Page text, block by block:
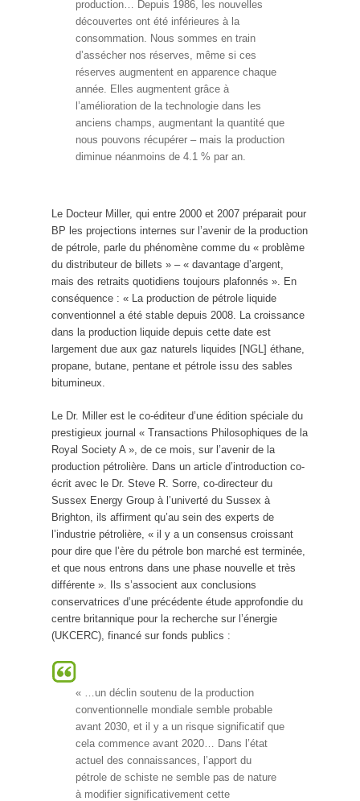
production… Depuis 1986, les nouvelles
découvertes ont été inférieures à la
consommation. Nous sommes en train
d’assécher nos réserves, même si ces
réserves augmentent en apparence chaque
année. Elles augmentent grâce à
l’amélioration de la technologie dans les
anciens champs, augmentant la quantité que
nous pouvons récupérer – mais la production
diminue néanmoins de 4.1 % par an.
Le Docteur Miller, qui entre 2000 et 2007 préparait pour
BP les projections internes sur l’avenir de la production
de pétrole, parle du phénomène comme du « problème
du distributeur de billets » – « davantage d’argent,
mais des retraits quotidiens toujours plafonnés ». En
conséquence : « La production de pétrole liquide
conventionnel a été stable depuis 2008. La croissance
dans la production liquide depuis cette date est
largement due aux gaz naturels liquides [NGL] éthane,
propane, butane, pentane et pétrole issu des sables
bitumineux.
Le Dr. Miller est le co-éditeur d’une édition spéciale du
prestigieux journal « Transactions Philosophiques de la
Royal Society A », de ce mois, sur l’avenir de la
production pétrolière. Dans un article d’introduction co-
écrit avec le Dr. Steve R. Sorre, co-directeur du
Sussex Energy Group à l’univerté du Sussex à
Brighton, ils affirment qu’au sein des experts de
l’industrie pétrolière, « il y a un consensus croissant
pour dire que l’ère du pétrole bon marché est terminée,
et que nous entrons dans une phase nouvelle et très
différente ». Ils s’associent aux conclusions
conservatrices d’une précédente étude approfondie du
centre britannique pour la recherche sur l’énergie
(UKCERC), financé sur fonds publics :
« …un déclin soutenu de la production
conventionnelle mondiale semble probable
avant 2030, et il y a un risque significatif que
cela commence avant 2020… Dans l’état
actuel des connaissances, l’apport du
pétrole de schiste ne semble pas de nature
à modifier significativement cette